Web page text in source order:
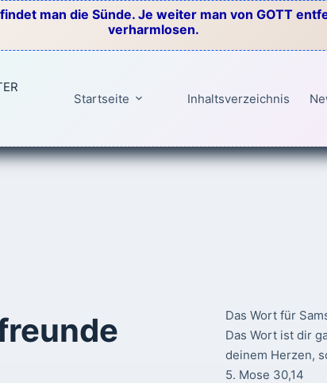
man die Sünde. Je weiter man von GOTT
verharmlosen.
Startseite Inhaltsverzeichnis
Das Wort für
Das Wort ist dir
deinem Herzen,
5. Mose 30,14